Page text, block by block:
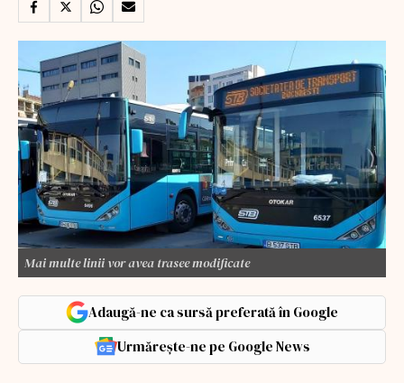
Mai multe linii vor avea trasee modificate
Adaugă-ne ca sursă preferată în Google
Urmărește-ne pe Google News